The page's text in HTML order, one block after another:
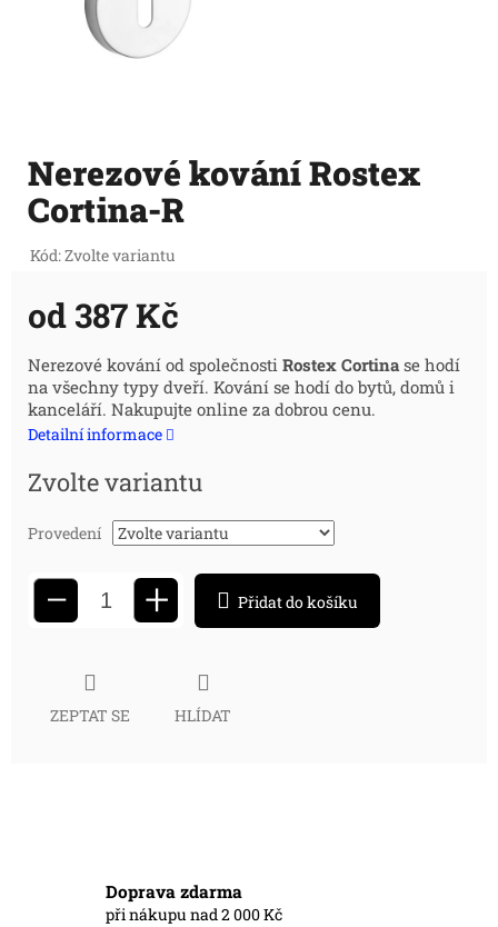
Nerezové kování Rostex
Cortina-R
Kód:Zvolte variantu
od387 Kč
Měrná
cena:
Nerezové kování od společnosti Rostex Cortinase hodí
na všechny typy dveří. Kování se hodí do bytů, domů i
kanceláří. Nakupujte online za dobrou cenu.
Detailní informace
Zvolte variantu
Provedení
− + Přidat do košíku
ZEPTAT SE HLÍDAT
Doprava zdarma
při nákupu nad 2 000 Kč